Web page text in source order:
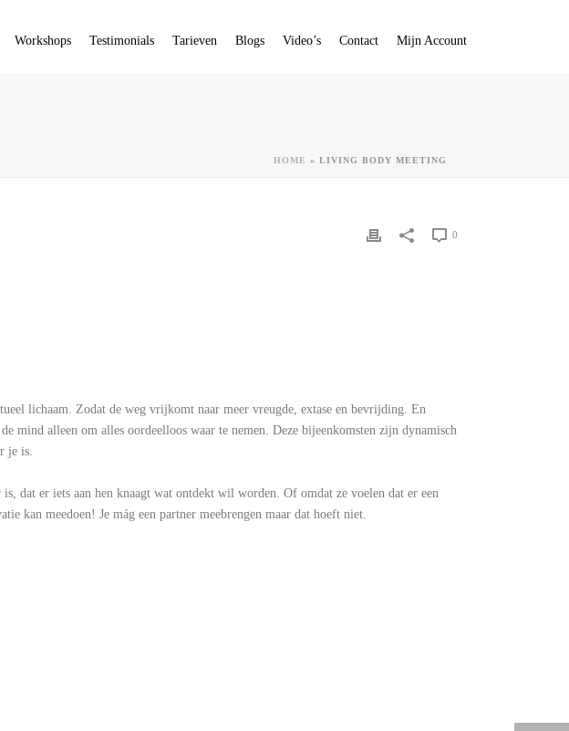
Workshops Testimonials Tarieven Blogs Video’s Contact Mijn Account
HOME » LIVING BODY MEETING
0
lichaam. Zodat de weg vrijkomt naar meer vreugde, extase en bevrijding. En
mind alleen om alles oordeelloos waar te nemen. Deze bijeenkomsten zijn dynamisch
je is.
dat er iets aan hen knaagt wat ontdekt wil worden. Of omdat ze voelen dat er een
kan meedoen! Je mág een partner meebrengen maar dat hoeft niet.